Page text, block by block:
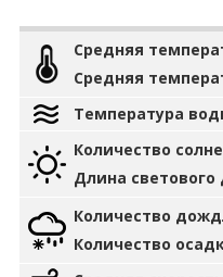
Средняя
Средняя
Температура
Количество
Длина светового
Количество
Количество